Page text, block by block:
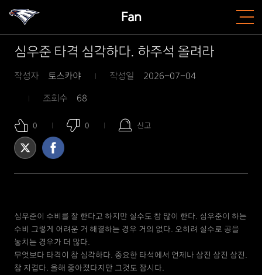
Fan
심우준 타격 심각하다. 하주석 올려라
작성자 토스카야 작성일
2026-07-04
조회수
68
0 0 신고
심우준이 수비를 잘 한다고 하지만 실수도 참 많이 한다. 심우준이 하는
수비 그렇게 어려운 거 해결하는 경우 거의 없다. 오히려 실수로 공을
놓치는 경우가 더 많다.
무엇보다 타격이 참 심각하다. 중요한 타석에서 언제나 삼진 삼진 삼진.
참 지겹다. 올해 좋아졌다지만 그것도 잠시다.